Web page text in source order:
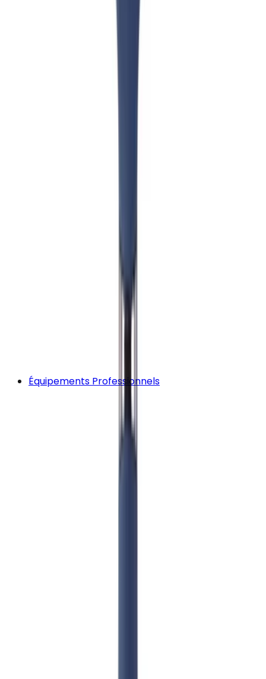
Équipements Professionnels